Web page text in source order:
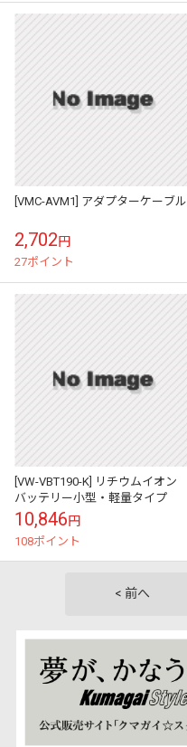
[VMC-AVM1] アダプターケーブル
2,702円
27ポイント
[VW-VBT190-K] リチウムイオン
バッテリー小型・軽量タイプ
10,846円
108ポイント
< 前へ